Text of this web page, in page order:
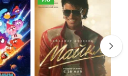
Кинопоиска